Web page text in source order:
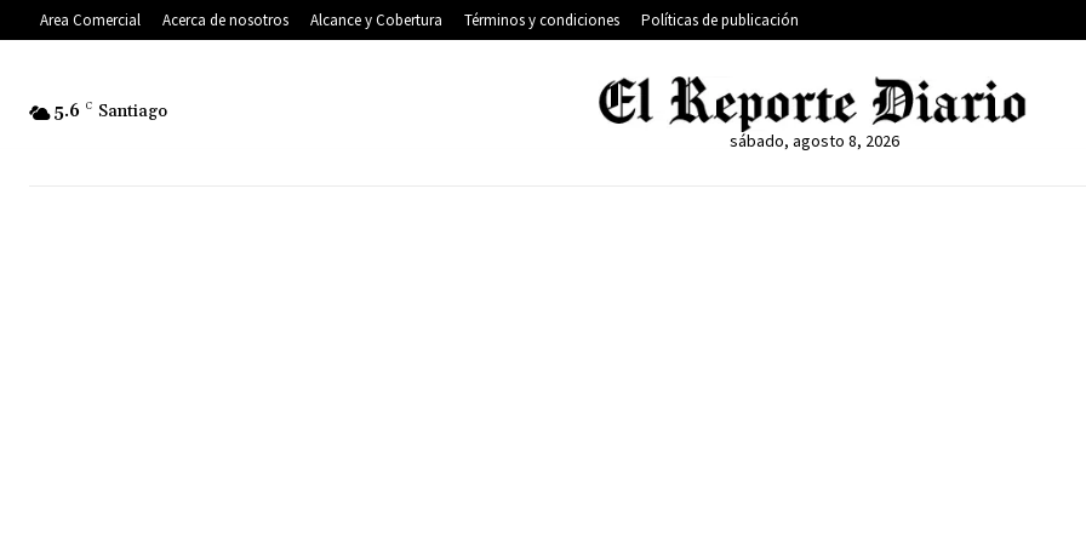
Area Comercial Acerca de nosotros Alcance y Cobertura Términos y condiciones Políticas de publicación
5.6 C Santiago
sábado, agosto 8, 2026